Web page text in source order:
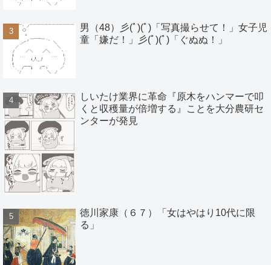
男（48）彡(ﾟ)(ﾟ)「写真撮らせて！」女子児
童「嫌だ！」彡(ﾟ)(ﾟ)「ぐぬぬ！」
しいたけ業界に革命『原木をハンマーで叩
くと収穫量が倍増する』ことを大分農研セ
ンターが発見
徳川家康（６７）「女はやはり10代に限
る」